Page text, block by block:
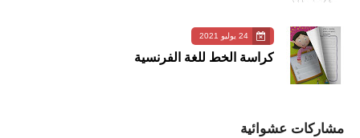
24 يوليو 2021
كراسة الخط للغة الفرنسية
مشاركات عشوائية